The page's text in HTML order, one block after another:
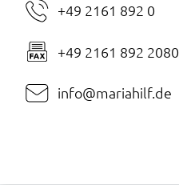
+49 2161 892 0
+49 2161 892 2080
info@mariahilf.de